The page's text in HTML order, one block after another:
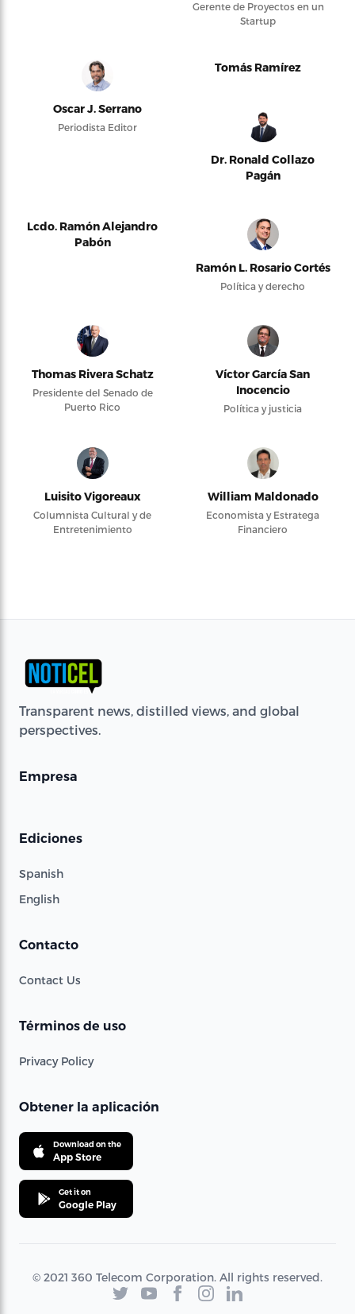
Gerente de Proyectos en un
Startup
Oscar J. Serrano
Periodista Editor
Tomás Ramírez
Dr. Ronald Collazo
Pagán
Lcdo. Ramón Alejandro
Pabón
Ramón L. Rosario Cortés
Política y derecho
Thomas Rivera Schatz
Presidente del Senado de
Puerto Rico
Víctor García San
Inocencio
Política y justicia
Luisito Vigoreaux
Columnista Cultural y de
Entretenimiento
William Maldonado
Economista y Estratega
Financiero
Transparent news, distilled views, and global
perspectives.
Empresa
Ediciones
Spanish
English
Contacto
Contact Us
Términos de uso
Privacy Policy
Obtener la aplicación
Download on the
App Store
Get it on
Google Play
© 2021 360 Telecom Corporation. All rights reserved.